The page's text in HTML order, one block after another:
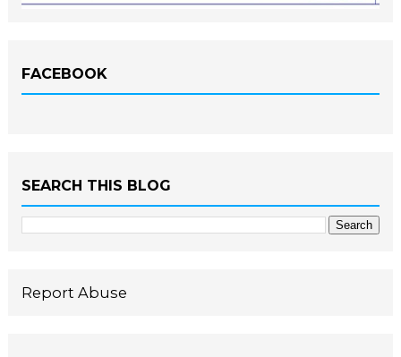
FACEBOOK
SEARCH THIS BLOG
Report Abuse